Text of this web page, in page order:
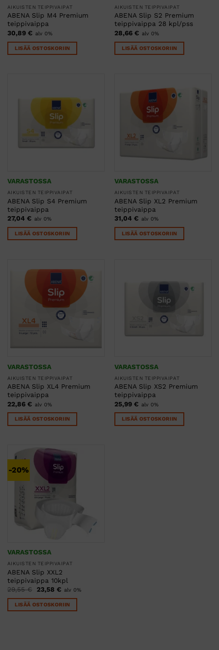
AIKUISTEN TEIPPIVAIPAT
ABENA Slip M4 Premium
teippivaippa
30,89 € alv 0%
LISÄÄ OSTOSKORIIN
AIKUISTEN TEIPPIVAIPAT
ABENA Slip S2 Premium
teippivaippa 28 kpl/pss
28,66 € alv 0%
LISÄÄ OSTOSKORIIN
VARASTOSSA
AIKUISTEN TEIPPIVAIPAT
ABENA Slip S4 Premium
teippivaippa
27,04 € alv 0%
LISÄÄ OSTOSKORIIN
VARASTOSSA
AIKUISTEN TEIPPIVAIPAT
ABENA Slip XL2 Premium
teippivaippa
31,04 € alv 0%
LISÄÄ OSTOSKORIIN
VARASTOSSA
AIKUISTEN TEIPPIVAIPAT
ABENA Slip XL4 Premium
teippivaippa
22,86 € alv 0%
LISÄÄ OSTOSKORIIN
VARASTOSSA
AIKUISTEN TEIPPIVAIPAT
ABENA Slip XS2 Premium
teippivaippa
25,99 € alv 0%
LISÄÄ OSTOSKORIIN
-20%
VARASTOSSA
AIKUISTEN TEIPPIVAIPAT
ABENA Slip XXL2
teippivaippa 10kpl
29,55€ Alkuperäinen
hinta
oli:
29,55 €.
23,58 €Nykyinen
on:
23,58 €.
alv 0%
LISÄÄ OSTOSKORIIN